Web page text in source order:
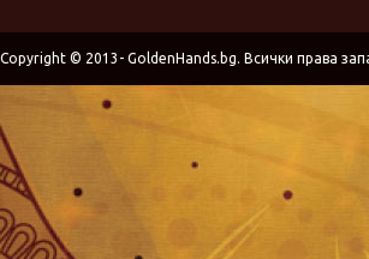
Copyright © 2013- GoldenHands.bg. Всички права